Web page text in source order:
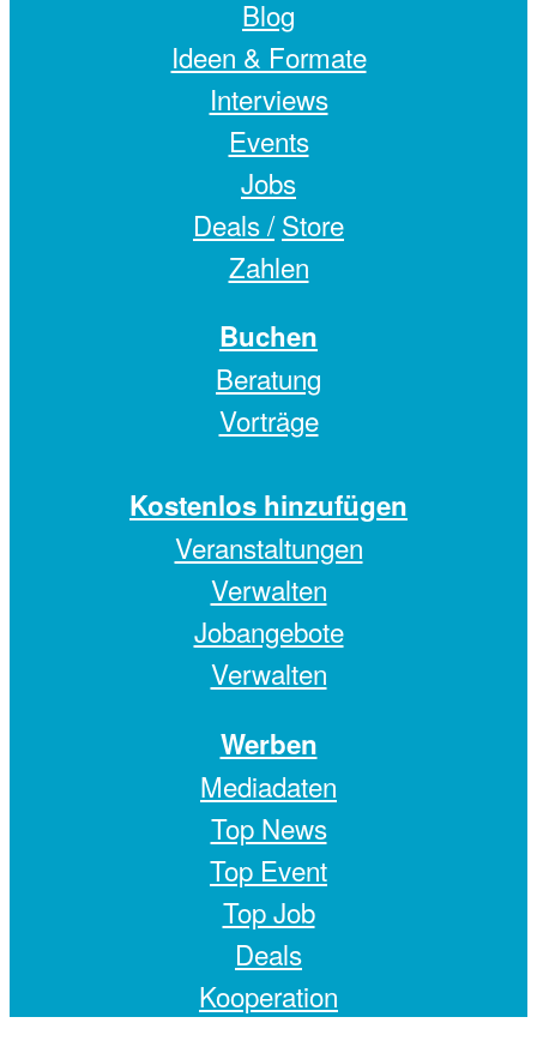
Blog
Ideen & Formate
Interviews
Events
Jobs
Deals / Store
Zahlen
Buchen
Beratung
Vorträge
Kostenlos hinzufügen
Veranstaltungen
Verwalten
Jobangebote
Verwalten
Werben
Mediadaten
Top News
Top Event
Top Job
Deals
Kooperation